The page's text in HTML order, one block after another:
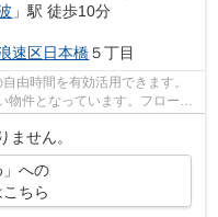
」駅 徒歩10分
速区日本橋５丁目
由時間を有効活用できます。
物件となっています。フローリ
ません。
」への
ちら